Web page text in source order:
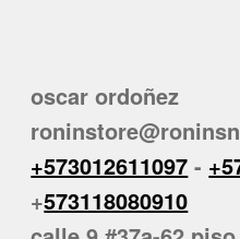
oscar ordoñez
+573012611097 -
+573118080910